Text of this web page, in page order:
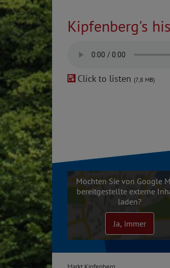
Kipfenberg's
Click to listen (7,8 MB)
Möchten Sie von Google
bereitgestellte externe
laden?
Ja, immer